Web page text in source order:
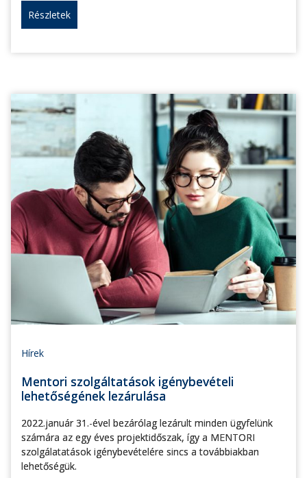
Részletek
Hírek
Mentori szolgáltatások igénybevételi
lehetőségének lezárulása
2022.január 31.-ével bezárólag lezárult minden ügyfelünk
számára az egy éves projektidőszak, így a MENTORI
szolgálatatások igénybevételére sincs a továbbiakban
lehetőségük.